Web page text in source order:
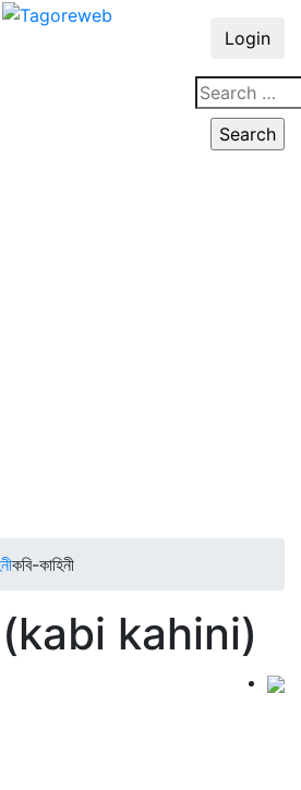
Login
কবি-কাহিনী
(kabi kahini)